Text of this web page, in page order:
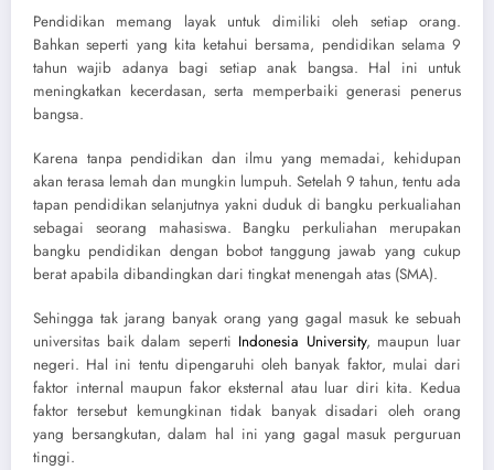
Pendidikan memang layak untuk dimiliki oleh setiap orang.
Bahkan seperti yang kita ketahui bersama, pendidikan selama 9
tahun wajib adanya bagi setiap anak bangsa. Hal ini untuk
meningkatkan kecerdasan, serta memperbaiki generasi penerus
bangsa.
Karena tanpa pendidikan dan ilmu yang memadai, kehidupan
akan terasa lemah dan mungkin lumpuh. Setelah 9 tahun, tentu ada
tapan pendidikan selanjutnya yakni duduk di bangku perkualiahan
sebagai seorang mahasiswa. Bangku perkuliahan merupakan
bangku pendidikan dengan bobot tanggung jawab yang cukup
berat apabila dibandingkan dari tingkat menengah atas (SMA).
Sehingga tak jarang banyak orang yang gagal masuk ke sebuah
universitas baik dalam seperti Indonesia University, maupun luar
negeri. Hal ini tentu dipengaruhi oleh banyak faktor, mulai dari
faktor internal maupun fakor eksternal atau luar diri kita. Kedua
faktor tersebut kemungkinan tidak banyak disadari oleh orang
yang bersangkutan, dalam hal ini yang gagal masuk perguruan
tinggi.